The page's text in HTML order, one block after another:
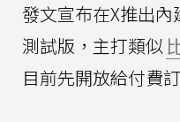
發文宣布在X推出內
測試版，主打類似
目前先開放給付費